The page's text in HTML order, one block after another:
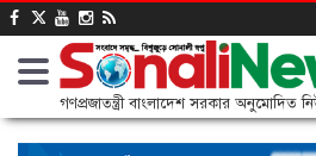
গণপ্রজাতন্ত্রী বাংলাদেশ সরকার অনুমোদিত